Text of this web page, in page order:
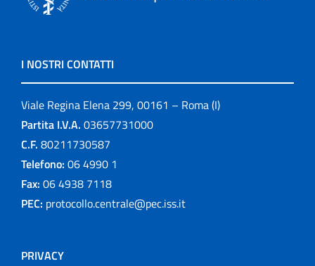
I NOSTRI CONTATTI
Viale Regina Elena 299, 00161 – Roma (I)
Partita I.V.A. 03657731000
C.F. 80211730587
Telefono: 06 4990 1
Fax: 06 4938 7118
PEC: protocollo.centrale@pec.iss.it
PRIVACY